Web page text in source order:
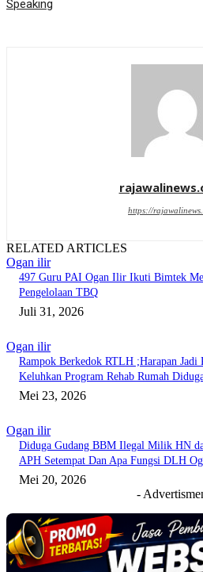
Speaking
https://
RELATED ARTICLES
Ogan ilir
497 Guru PAI Ogan Ilir Ikuti Bimtek
Pengelolaan TBQ
Juli 31, 2026
Ogan ilir
Rampok Berkedok RTLH ;Harapan Jadi
Keluhkan Program Rehab Rumah
Mei 23, 2026
Ogan ilir
Diduga Gudang BBM Ilegal Milik HN
APH Setempat Dan Apa Fungsi DLH
Mei 20, 2026
-